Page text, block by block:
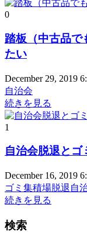
0
踏板（中古品
たい
December 29, 2019
自治会
続きを見る
1
自治会脱退とゴ
December 16, 2019
ゴミ集積場脱退 自
続きを見る
検索